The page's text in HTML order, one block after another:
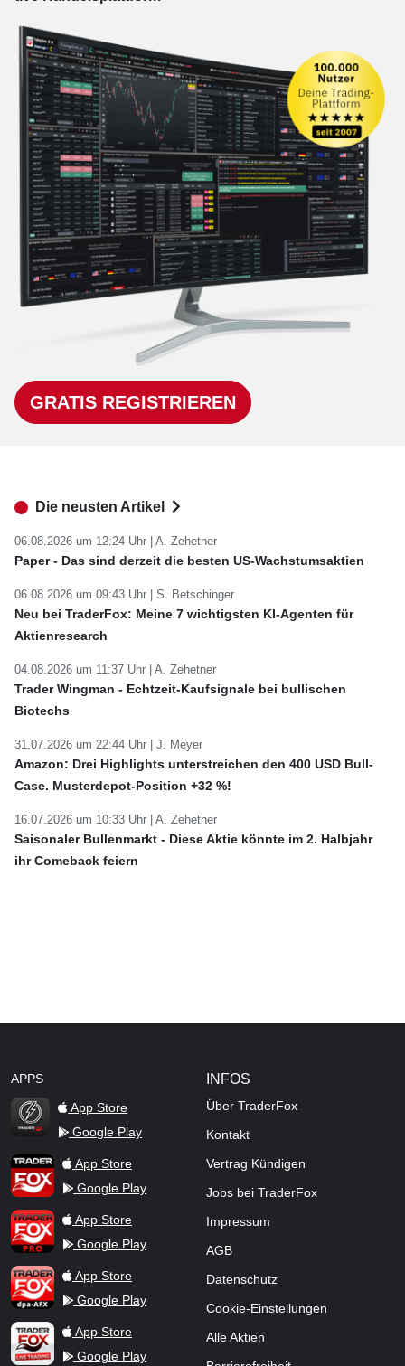
GRATIS REGISTRIEREN
Die neusten Artikel
06.08.2026 um 12:24 Uhr | A. Zehetner
Paper - Das sind derzeit die besten US-Wachstumsaktien
06.08.2026 um 09:43 Uhr | S. Betschinger
Neu bei TraderFox: Meine 7 wichtigsten KI-Agenten für
Aktienresearch
04.08.2026 um 11:37 Uhr | A. Zehetner
Trader Wingman - Echtzeit-Kaufsignale bei bullischen
Biotechs
31.07.2026 um 22:44 Uhr | J. Meyer
Amazon: Drei Highlights unterstreichen den 400 USD Bull-
Case. Musterdepot-Position +32 %!
16.07.2026 um 10:33 Uhr | A. Zehetner
Saisonaler Bullenmarkt - Diese Aktie könnte im 2. Halbjahr
ihr Comeback feiern
APPS
TraderFox Flash
App Store
Google Play
TraderFox AppApp Store
Google Play
TraderFox ProApp Store
Google Play
TraderFox dpa-AFX ProFeed
App Store
Google Play
TraderFox Live Trading
App Store
Google Play
INFOS
Über TraderFox
Kontakt
Vertrag Kündigen
Jobs bei TraderFox
Impressum
AGB
Datenschutz
Cookie-Einstellungen
Alle Aktien